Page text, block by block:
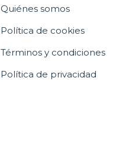
Quiénes somos
Política de cookies
Términos y condiciones
Política de privacidad